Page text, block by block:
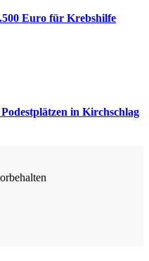
Euro für Krebshilfe
in Kirchschlag